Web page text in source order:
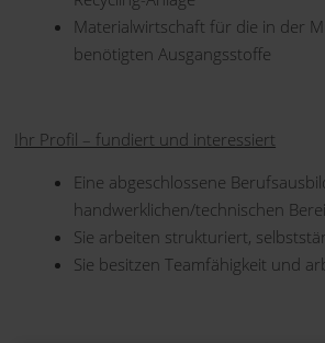
Materialwirtschaft für die in der
benötigten Ausgangsstoffe
Ihr Profil – fundiert und interessiert
Eine abgeschlossene
handwerklichen/technischen
Sie arbeiten strukturiert,
Sie besitzen Teamfähigkeit und